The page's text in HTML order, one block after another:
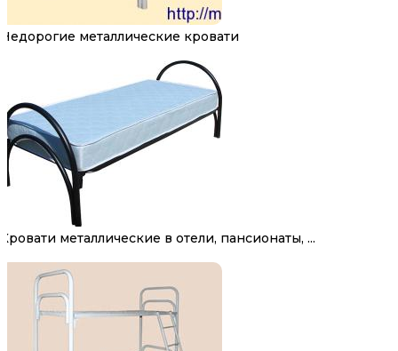
Недорогие металлические кровати
Кровати металлические в отели, пансионаты, ...